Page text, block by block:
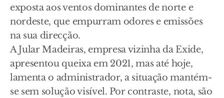
exposta aos ventos dominantes de norte e
nordeste, que empurram odores e emissões
na sua direcção.
A Jular Madeiras, empresa vizinha da Exide,
apresentou queixa em 2021, mas até hoje,
lamenta o administrador, a situação mantém-
se sem solução visível. Por contraste, nota, são